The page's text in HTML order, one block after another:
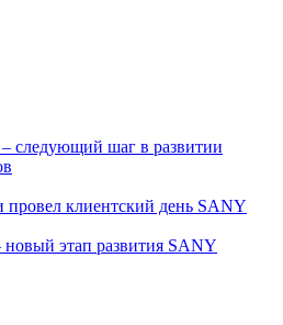
следующий шаг в развитии
клиентский день SANY
этап развития SANY